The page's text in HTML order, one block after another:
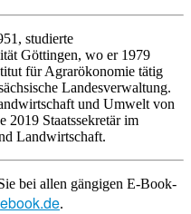
studierte
Göttingen, wo er 1979
für Agrarökonomie tätig
Landesverwaltung.
und Umwelt von
2019 Staatssekretär im
Landwirtschaft.
bei allen gängigen E-Book-
ebook.de.